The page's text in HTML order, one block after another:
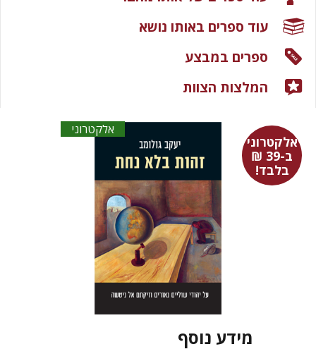
אלקטרוני
ב-39 ₪
בלבד!
אלקטרוני
מידע נוסף
עוד ספרים באותו נושא
ספרים במבצע
המלצות הצוות